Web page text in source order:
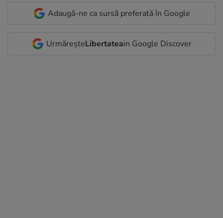
Adaugă-ne ca sursă preferată în Google
UrmăreșteLibertateain Google Discover